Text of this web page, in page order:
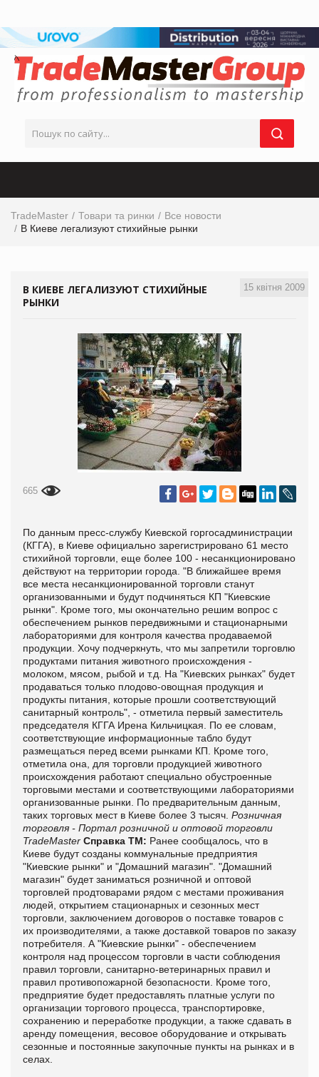
TradeMaster Товари та ринки
Все новости
В Киеве легализуют стихийные рынки
15 квітня 2009
В КИЕВЕ ЛЕГАЛИЗУЮТ СТИХИЙНЫЕ
РЫНКИ
665
По данным пресс-службу Киевской горгосадминистрации
(КГГА), в Киеве официально зарегистрировано 61 место
стихийной торговли, еще более 100 - несанкционировано
действуют на территории города. "В ближайшее время
все места несанкционированной торговли станут
организованными и будут подчиняться КП "Киевские
рынки". Кроме того, мы окончательно решим вопрос с
обеспечением рынков передвижными и стационарными
лабораториями для контроля качества продаваемой
продукции. Хочу подчеркнуть, что мы запретили торговлю
продуктами питания животного происхождения -
молоком, мясом, рыбой и т.д. На "Киевских рынках" будет
продаваться только плодово-овощная продукция и
продукты питания, которые прошли соответствующий
санитарный контроль", - отметила первый заместитель
председателя КГГА Ирена Кильчицкая. По ее словам,
соответствующие информационные табло будут
размещаться перед всеми рынками КП. Кроме того,
отметила она, для торговли продукцией животного
происхождения работают специально обустроенные
торговыми местами и соответствующими лабораториями
организованные рынки. По предварительным данным,
таких торговых мест в Киеве более 3 тысяч. Розничная
торговля - Портал розничной и оптовой торговли
TradeMaster Справка ТМ: Ранее сообщалось, что в
Киеве будут созданы коммунальные предприятия
"Киевские рынки" и "Домашний магазин". "Домашний
магазин" будет заниматься розничной и оптовой
торговлей продтоварами рядом с местами проживания
людей, открытием стационарных и сезонных мест
торговли, заключением договоров о поставке товаров с
их производителями, а также доставкой товаров по заказу
потребителя. А "Киевские рынки" - обеспечением
контроля над процессом торговли в части соблюдения
правил торговли, санитарно-ветеринарных правил и
правил противопожарной безопасности. Кроме того,
предприятие будет предоставлять платные услуги по
организации торгового процесса, транспортировке,
сохранению и переработке продукции, а также сдавать в
аренду помещения, весовое оборудование и открывать
сезонные и постоянные закупочные пункты на рынках и в
селах.